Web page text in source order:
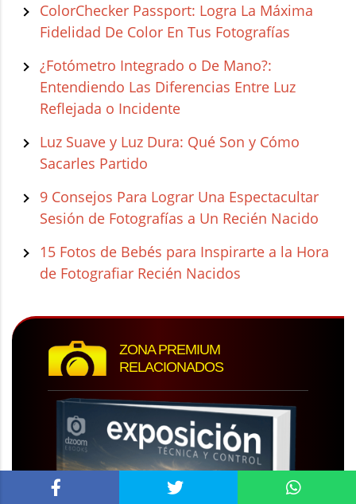
ColorChecker Passport: Logra La Máxima
Fidelidad De Color En Tus Fotografías
¿Fotómetro Integrado o De Mano?:
Entendiendo Las Diferencias Entre Luz
Reflejada o Incidente
Luz Suave y Luz Dura: Qué Son y Cómo
Sacarles Partido
9 Consejos Para Lograr Una Espectacultar
Sesión de Fotografías a Un Recién Nacido
15 Fotos de Bebés para Inspirarte a la Hora
de Fotografiar Recién Nacidos
ZONA PREMIUM
RELACIONADOS